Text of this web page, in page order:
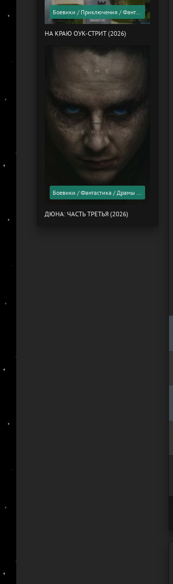
Боевики / Приключения / Фантастика / Фильмы 2026 года / Скоро в кино
НА КРАЮ ОУК-СТРИТ (2026)
Боевики / Фантастика / Драмы / Фильмы 2026 года / Скоро в кино
ДЮНА: ЧАСТЬ ТРЕТЬЯ (2026)